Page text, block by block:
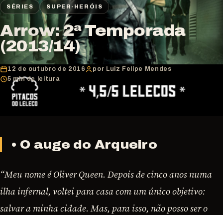
SÉRIES SUPER-HERÓIS
Arrow: 2ª Temporada
(2013/14)
12 de outubro de 2016
por Luiz Felipe Mendes
5 min de leitura
• O auge do Arqueiro
“Meu nome é Oliver Queen. Depois de cinco anos numa
ilha infernal, voltei para casa com um único objetivo:
salvar a minha cidade. Mas, para isso, não posso ser o